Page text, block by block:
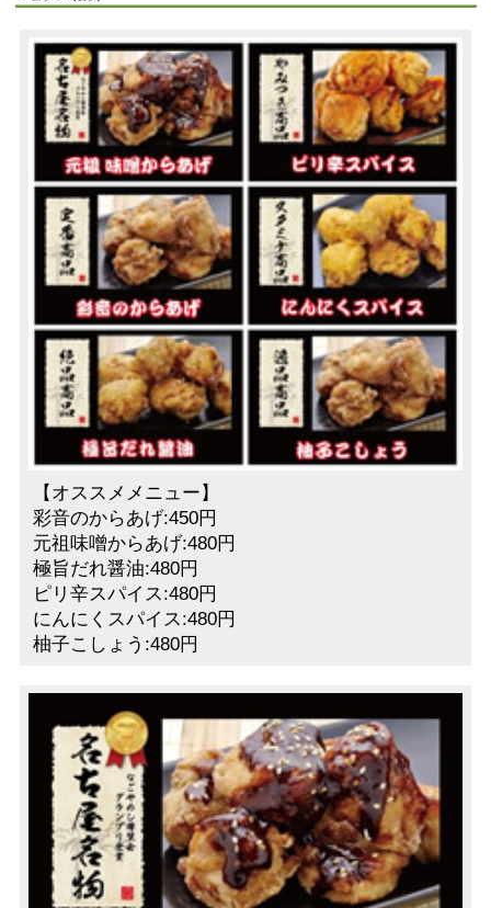
【オススメメニュー】
彩音のからあげ:450円
元祖味噌からあげ:480円
極旨だれ醤油:480円
ピリ辛スパイス:480円
にんにくスパイス:480円
柚子こしょう:480円